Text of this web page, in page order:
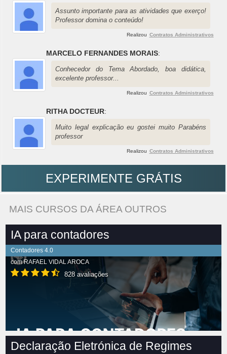
Assunto importante para as atividades que exerço!
Professor domina o conteúdo!
Realizou Contratos Administrativos
MARCELO FERNANDES MORAIS:
Conhecedor do Tema Abordado, boa didática,
excelente professor...
Realizou Contratos Administrativos
RITHA DOCTEUR:
Muito legal explicação eu gostei muito Parabéns
professor
Realizou Contratos Administrativos
EXPERIMENTE GRÁTIS
MAIS CURSOS DA ÁREA OUTROS
IA para contadores
Contadores 4.0
comRAFAEL VIDAL AROCA
828 avaliações
Declaração Eletrónica de Regimes